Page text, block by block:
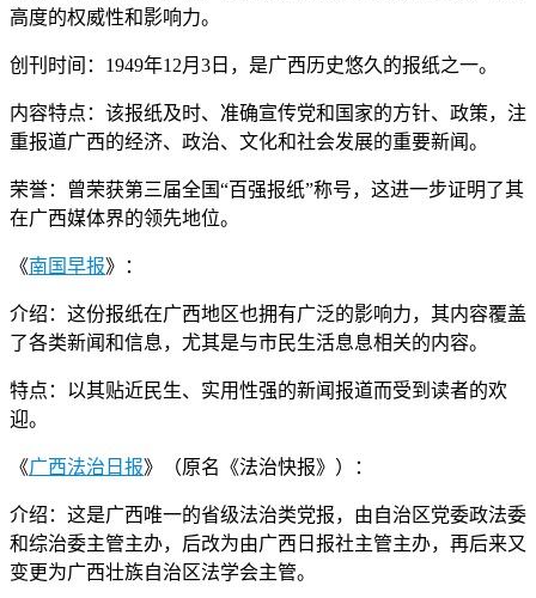
高度的权威性和影响力。
创刊时间：1949年12月3日，是广西历史悠久的报纸之一。
内容特点：该报纸及时、准确宣传党和国家的方针、政策，注
重报道广西的经济、政治、文化和社会发展的重要新闻。
荣誉：曾荣获第三届全国“百强报纸”称号，这进一步证明了其
在广西媒体界的领先地位。
《南国早报》：
介绍：这份报纸在广西地区也拥有广泛的影响力，其内容覆盖
了各类新闻和信息，尤其是与市民生活息息相关的内容。
特点：以其贴近民生、实用性强的新闻报道而受到读者的欢
迎。
《广西法治日报》（原名《法治快报》）：
介绍：这是广西唯一的省级法治类党报，由自治区党委政法委
和综治委主管主办，后改为由广西日报社主管主办，再后来又
变更为广西壮族自治区法学会主管。